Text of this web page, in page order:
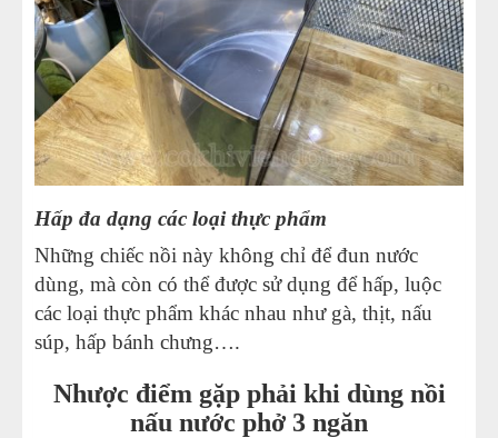
Hấp đa dạng các loại thực phẩm
Những chiếc nồi này không chỉ để đun nước
dùng, mà còn có thể được sử dụng để hấp, luộc
các loại thực phẩm khác nhau như gà, thịt, nấu
súp, hấp bánh chưng….
Nhược điểm gặp phải khi dùng nồi
nấu nước phở 3 ngăn